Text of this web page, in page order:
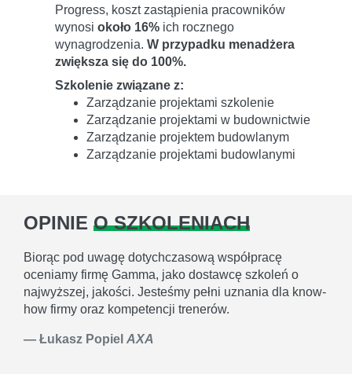
Progress, koszt zastąpienia pracowników
wynosi około 16% ich rocznego
wynagrodzenia. W przypadku menadżera
zwiększa się do 100%.
Szkolenie związane z:
Zarządzanie projektami szkolenie
Zarządzanie projektami w budownictwie
Zarządzanie projektem budowlanym
Zarządzanie projektami budowlanymi
OPINIE O SZKOLENIACH
Biorąc pod uwagę dotychczasową współpracę
oceniamy firmę Gamma, jako dostawcę szkoleń o
najwyższej, jakości. Jesteśmy pełni uznania dla know-
how firmy oraz kompetencji trenerów.
Łukasz Popiel AXA